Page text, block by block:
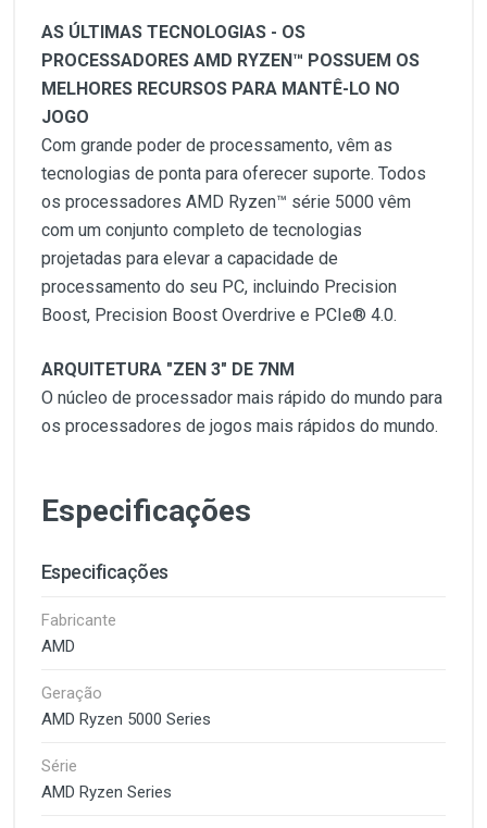
AS ÚLTIMAS TECNOLOGIAS - OS
PROCESSADORES AMD RYZEN™ POSSUEM OS
MELHORES RECURSOS PARA MANTÊ-LO NO
JOGO
Com grande poder de processamento, vêm as
tecnologias de ponta para oferecer suporte. Todos
os processadores AMD Ryzen™ série 5000 vêm
com um conjunto completo de tecnologias
projetadas para elevar a capacidade de
processamento do seu PC, incluindo Precision
Boost, Precision Boost Overdrive e PCIe® 4.0.
ARQUITETURA "ZEN 3" DE 7NM
O núcleo de processador mais rápido do mundo para
os processadores de jogos mais rápidos do mundo.
Especificações
Especificações
Fabricante
AMD
Geração
AMD Ryzen 5000 Series
Série
AMD Ryzen Series